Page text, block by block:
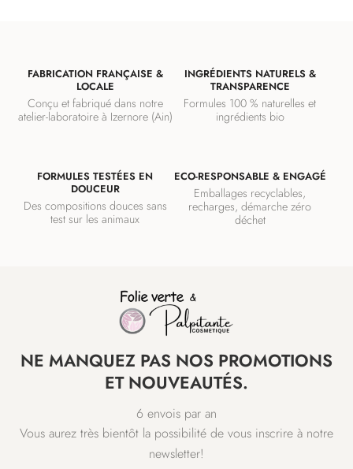
FABRICATION FRANÇAISE &
LOCALE
Conçu et fabriqué dans notre
atelier-laboratoire à Izernore (Ain)
INGRÉDIENTS NATURELS &
TRANSPARENCE
Formules 100 % naturelles et
ingrédients bio
FORMULES TESTÉES EN
DOUCEUR
Des compositions douces sans
test sur les animaux
ECO-RESPONSABLE & ENGAGÉ
Emballages recyclables,
recharges, démarche zéro
déchet
NE MANQUEZ PAS NOS PROMOTIONS
ET NOUVEAUTÉS.
6 envois par an
Vous aurez très bientôt la possibilité de vous inscrire à notre
newsletter!